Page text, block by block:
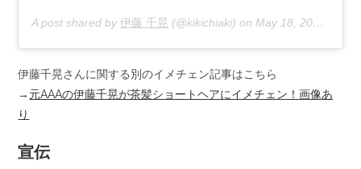
A post shared by伊藤 千晃 (@kikichiaki) on May 18, 2019 at 7:34am PDT
伊藤千晃さんに関する別のイメチェン記事はこちら
→ 元AAAの伊藤千晃が茶髪ショートヘアにイメチェン！画像あ
り
宣伝